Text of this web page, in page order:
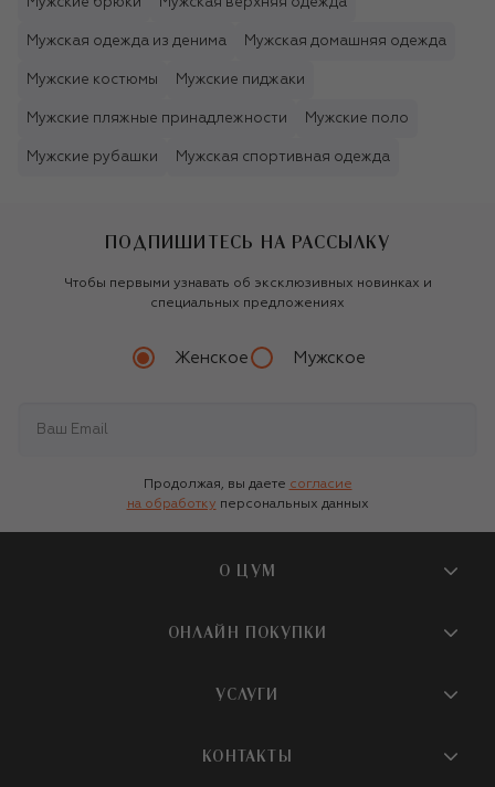
Мужские брюки Мужская верхняя одежда
Мужская одежда из денима Мужская домашняя одежда
Мужские костюмы Мужские пиджаки
Мужские пляжные принадлежности Мужские поло
Мужские рубашки Мужская спортивная одежда
ПОДПИШИТЕСЬ НА РАССЫЛКУ
Чтобы первыми узнавать об эксклюзивных новинках и
специальных предложениях
Женское Мужское
Продолжая, вы даете согласие
на обработку персональных данных
О ЦУМ
О магазине
Бутики и ПВЗ ЦУМ
ОНЛАЙН ПОКУПКИ
Доставка
УСЛУГИ
КОНТАКТЫ